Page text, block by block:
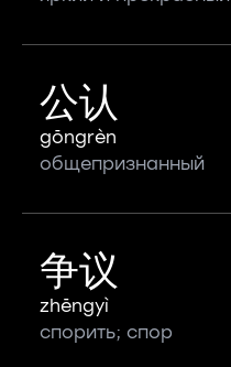
公认
gōngrèn
общепризнанный
争议
zhēngyì
спорить; спор